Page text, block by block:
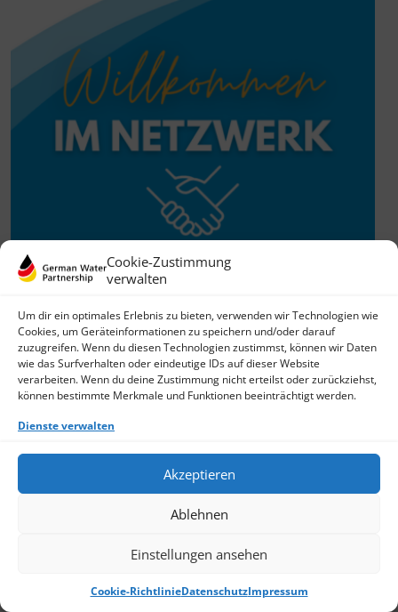
Cookie-Zustimmung
verwalten
Um dir ein optimales Erlebnis zu bieten, verwenden wir Technologien wie
Cookies, um Geräteinformationen zu speichern und/oder darauf
zuzugreifen. Wenn du diesen Technologien zustimmst, können wir Daten
wie das Surfverhalten oder eindeutige IDs auf dieser Website
verarbeiten. Wenn du deine Zustimmung nicht erteilst oder zurückziehst,
können bestimmte Merkmale und Funktionen beeinträchtigt werden.
Dienste verwalten
Akzeptieren
Ablehnen
Einstellungen ansehen
Cookie-RichtlinieDatenschutzImpressum
Willkommen im Netzwerk
26.11.2025
GWP freut sich über Neuzuwachs: Die SKion Water GmbH
bereichert das Netzwerk als Technologie- und
Lösungsanbieter sowie Anlagenbauer im Bereich
› Weiterlesen